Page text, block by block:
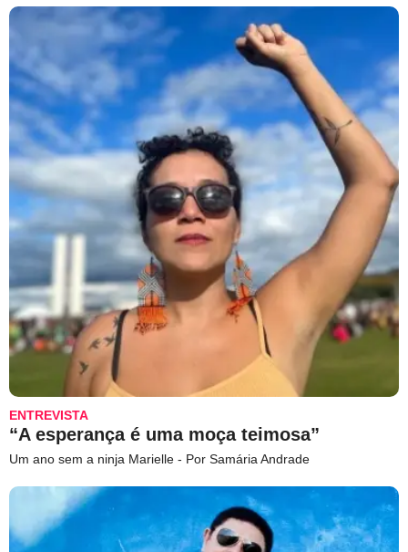
ENTREVISTA
“A esperança é uma moça teimosa”
Um ano sem a ninja Marielle - Por Samária Andrade